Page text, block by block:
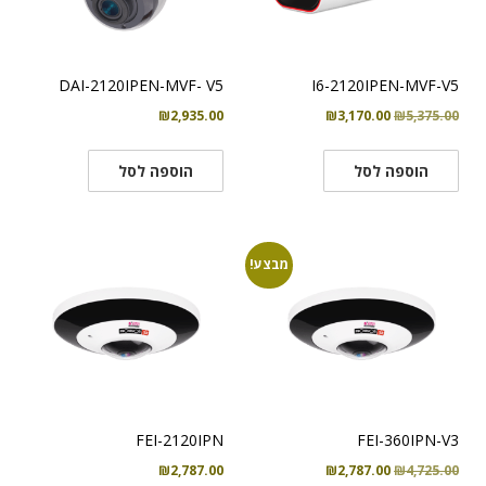
I6-2120IPEN-MVF-V5
₪5,375.00
המחיר
היה:
₪3,170.00
הוספה לסל
DAI-2120IPEN-MVF- V5
₪2,935.00
הוספה לסל
מבצע!
FEI-360IPN-V3
₪4,725.00
המחיר
₪2,787.00
FEI-2120IPN
₪2,787.00